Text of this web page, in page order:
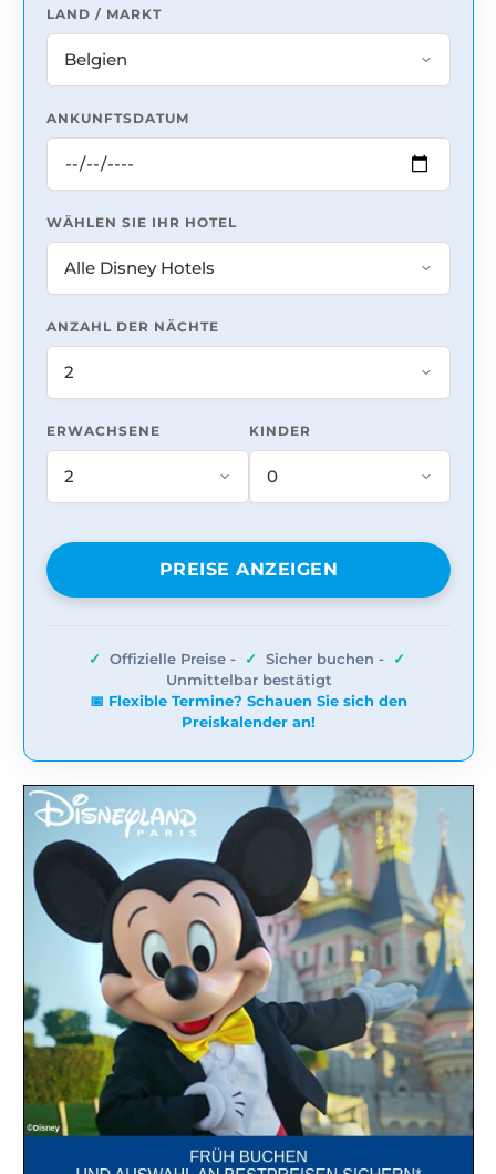
LAND / MARKT
ANKUNFTSDATUM
WÄHLEN SIE IHR HOTEL
ANZAHL DER NÄCHTE
ERWACHSENE KINDER
PREISE ANZEIGEN
✓ Offizielle Preise - ✓ Sicher buchen -
✓
Unmittelbar bestätigt
📅 Flexible Termine? Schauen Sie sich den
Preiskalender an!